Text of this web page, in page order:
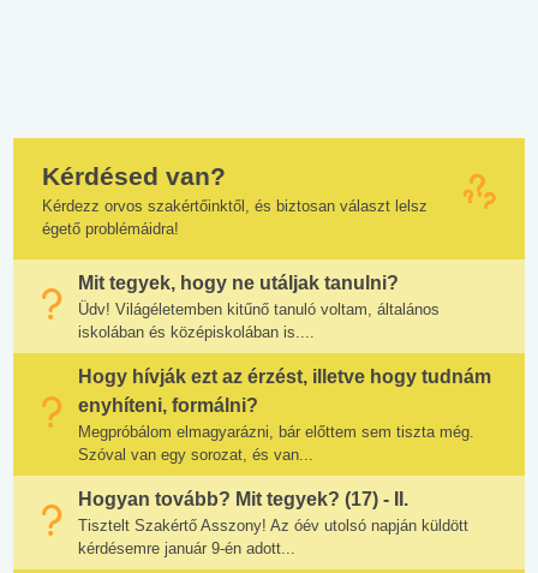
Kérdésed van?
Kérdezz orvos szakértőinktől, és biztosan választ lelsz
égető problémáidra!
Mit tegyek, hogy ne utáljak tanulni?
Üdv! Világéletemben kitűnő tanuló voltam, általános
iskolában és középiskolában is....
Hogy hívják ezt az érzést, illetve hogy tudnám
enyhíteni, formálni?
Megpróbálom elmagyarázni, bár előttem sem tiszta még.
Szóval van egy sorozat, és van...
Hogyan tovább? Mit tegyek? (17) - II.
Tisztelt Szakértő Asszony! Az óév utolsó napján küldött
kérdésemre január 9-én adott...